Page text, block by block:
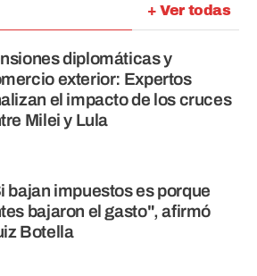
+ Ver todas
diplomáticas y
exterior: Expertos
el impacto de los cruces
Milei y Lula
bajan impuestos es porque
bajaron el gasto", afirmó
Botella